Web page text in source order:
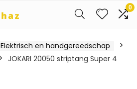
0
Elektrisch en handgereedschap
JOKARI 20050 striptang Super 4